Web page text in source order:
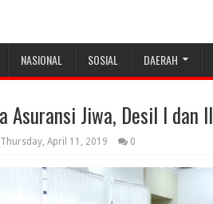
NASIONAL SOSIAL DAERAH
Asuransi Jiwa, Desil I dan II
Thursday, April 11, 2019 0